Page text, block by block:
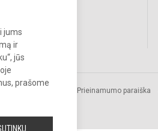
jums
ir
jūs
prašome
Prieinamumo paraiška